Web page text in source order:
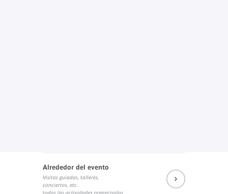
Alrededor del evento
Visitas guiadas, talleres,
conciertos, etc.
todas las actividades organizadas